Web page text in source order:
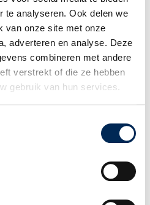
te analyseren. Ook delen we
van onze site met onze
adverteren en analyse. Deze
combineren met andere
verstrekt of die ze hebben
gebruik van hun services.